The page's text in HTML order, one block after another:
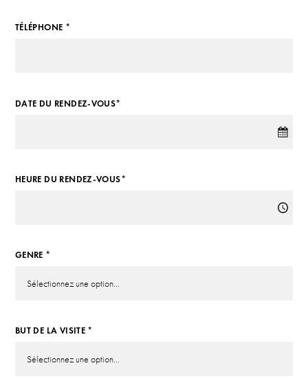
TÉLÉPHONE *
DATE DU RENDEZ-VOUS*
HEURE DU RENDEZ-VOUS*
GENRE *
BUT DE LA VISITE *